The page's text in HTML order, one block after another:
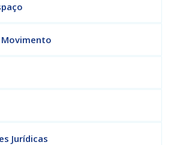
Movimento
Jurídicas